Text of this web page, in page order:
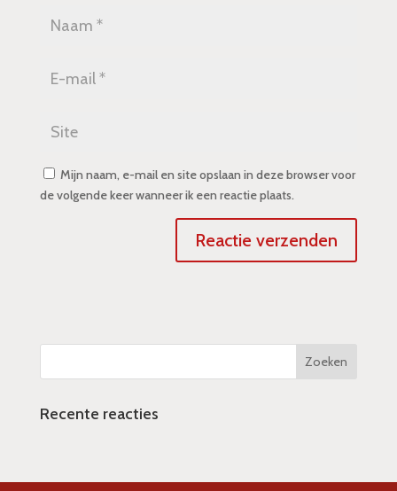
Mijn naam, e-mail en site opslaan in deze browser voor
de volgende keer wanneer ik een reactie plaats.
Recente reacties